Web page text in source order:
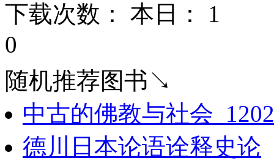
下载次数： 本日： 1
0
随机推荐图书↘
中古的佛教与社会
德川日本论语诠释史论